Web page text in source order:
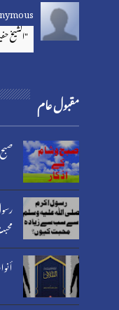
"الشیخ
مقبول عام